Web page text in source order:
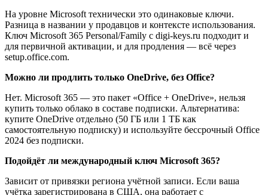
На уровне Microsoft технически это одинаковые ключи.
Разница в названии у продавцов и контексте использования.
Ключ Microsoft 365 Personal/Family с digi-keys.ru подходит и
для первичной активации, и для продления — всё через
setup.office.com.
Можно ли продлить только OneDrive, без Office?
Нет. Microsoft 365 — это пакет «Office + OneDrive», нельзя
купить только облако в составе подписки. Альтернатива:
купите OneDrive отдельно (50 ГБ или 1 ТБ как
самостоятельную подписку) и используйте бессрочный Office
2024 без подписки.
Подойдёт ли международный ключ Microsoft 365?
Зависит от привязки региона учётной записи. Если ваша
учётка зарегистрирована в США, она работает с